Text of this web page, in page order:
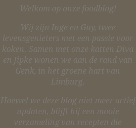
Welkom op onze foodblog!
Wij zijn Inge en Guy, twee
levensgenieters met een passie voor
koken. Samen met onze katten Diva
en Jipke wonen we aan de rand van
Genk, in het groene hart van
Limburg.
Hoewel we deze blog niet meer actief
updaten, blijft hij een mooie
verzameling van recepten die